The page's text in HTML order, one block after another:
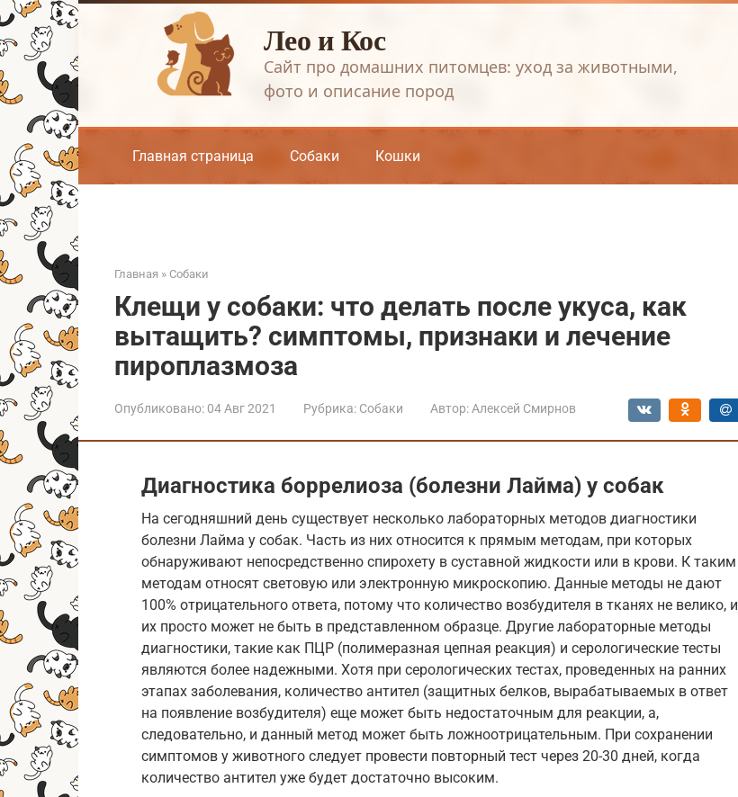
Перейти
к
контенту
Лео и Кос
Сайт про домашних питомцев: уход за животными,
фото и описание пород
Главная страница Собаки Кошки
Главная » Собаки
Клещи у собаки: что делать после укуса, как
вытащить? симптомы, признаки и лечение
пироплазмоза
Опубликовано: 04 Авг 2021 Рубрика: Собаки Автор: Алексей Смирнов
Диагностика боррелиоза (болезни Лайма) у собак
На сегодняшний день существует несколько лабораторных методов диагностики
болезни Лайма у собак. Часть из них относится к прямым методам, при которых
обнаруживают непосредственно спирохету в суставной жидкости или в крови. К таким
методам относят световую или электронную микроскопию. Данные методы не дают
100% отрицательного ответа, потому что количество возбудителя в тканях не велико, и
их просто может не быть в представленном образце. Другие лабораторные методы
диагностики, такие как ПЦР (полимеразная цепная реакция) и серологические тесты
являются более надежными. Хотя при серологических тестах, проведенных на ранних
этапах заболевания, количество антител (защитных белков, вырабатываемых в ответ
на появление возбудителя) еще может быть недостаточным для реакции, а,
следовательно, и данный метод может быть ложноотрицательным. При сохранении
симптомов у животного следует провести повторный тест через 20-30 дней, когда
количество антител уже будет достаточно высоким.